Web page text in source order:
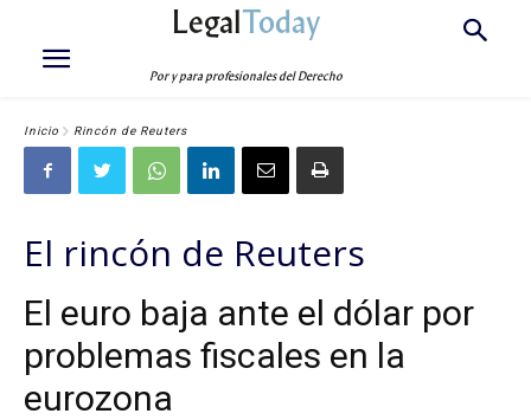
LegalToday
Por y para profesionales del Derecho
Inicio Rincón de Reuters
El rincón de Reuters
El euro baja ante el dólar por
problemas fiscales en la
eurozona